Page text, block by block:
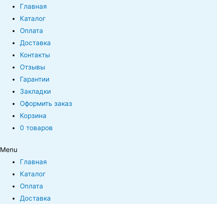
Главная
Каталог
Оплата
Доставка
Контакты
Отзывы
Гарантии
Закладки
Оформить заказ
Корзина
0 товаров
Menu
Главная
Каталог
Оплата
Доставка